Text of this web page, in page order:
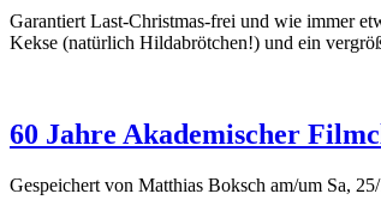
Garantiert Last-Christmas-frei und wie immer
Kekse (natürlich Hildabrötchen!) und ein
60 Jahre Akademischer
Gespeichert von Matthias Boksch am/um Sa,